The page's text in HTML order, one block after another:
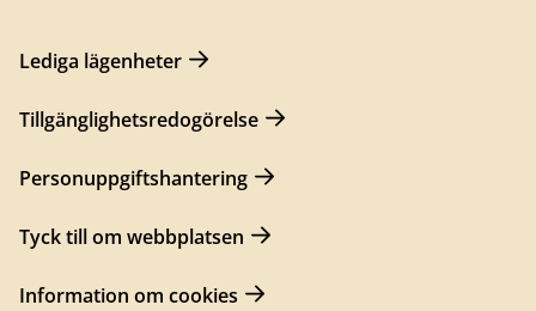
Lediga lägenheter
Tillgänglighetsredogörelse
Personuppgiftshantering
Tyck till om webbplatsen
Information om cookies